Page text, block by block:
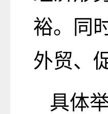
裕。同
外贸、
具体